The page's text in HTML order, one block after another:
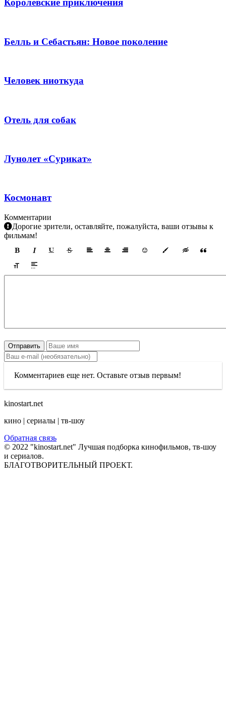
Королевские приключения
Белль и Себастьян: Новое поколение
Человек ниоткуда
Отель для собак
Лунолет «Сурикат»
Космонавт
Комментарии
Дорогие зрители, оставляйте, пожалуйста, ваши отзывы к
фильмам!
Отправить
Комментариев еще нет. Оставьте отзыв первым!
kinostart.net
кино | сериалы | тв-шоу
Обратная связь
© 2022 "kinostart.net" Лучшая подборка кинофильмов, тв-шоу
и сериалов.
БЛАГОТВОРИТЕЛЬНЫЙ ПРОЕКТ.